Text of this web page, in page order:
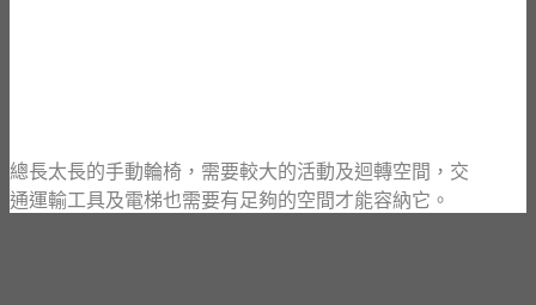
總長太長的手動輪椅，需要較大的活動及迴轉空間，交
通運輸工具及電梯也需要有足夠的空間才能容納它。